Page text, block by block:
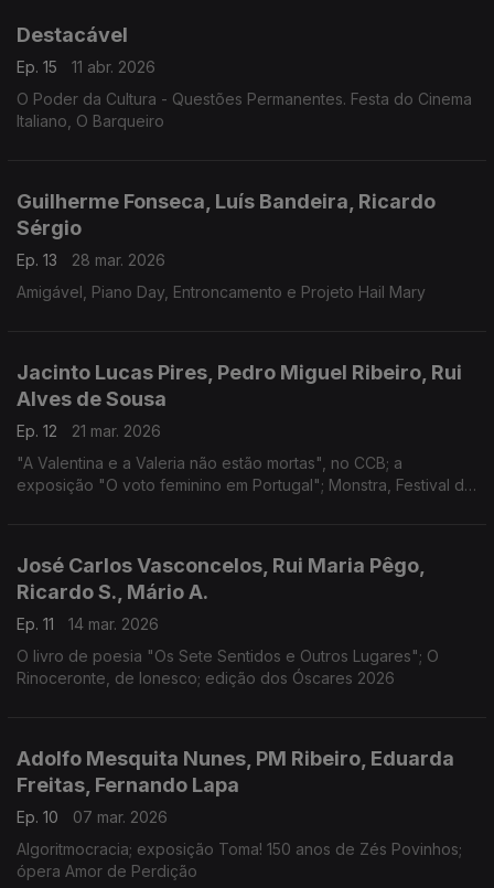
Destacável
Ep. 15
11 abr. 2026
O Poder da Cultura - Questões Permanentes. Festa do Cinema
Italiano, O Barqueiro
Guilherme Fonseca, Luís Bandeira, Ricardo
Sérgio
Ep. 13
28 mar. 2026
Amigável, Piano Day, Entroncamento e Projeto Hail Mary
Jacinto Lucas Pires, Pedro Miguel Ribeiro, Rui
Alves de Sousa
Ep. 12
21 mar. 2026
"A Valentina e a Valeria não estão mortas", no CCB; a
exposição "O voto feminino em Portugal"; Monstra, Festival de
José Carlos Vasconcelos, Rui Maria Pêgo,
Ricardo S., Mário A.
Ep. 11
14 mar. 2026
O livro de poesia "Os Sete Sentidos e Outros Lugares"; O
Rinoceronte, de Ionesco; edição dos Óscares 2026
Adolfo Mesquita Nunes, PM Ribeiro, Eduarda
Freitas, Fernando Lapa
Ep. 10
07 mar. 2026
Algoritmocracia; exposição Toma! 150 anos de Zés Povinhos;
ópera Amor de Perdição